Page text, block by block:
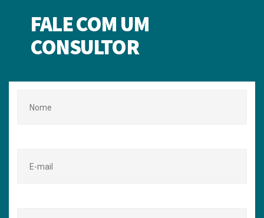
FALE COM UM
CONSULTOR